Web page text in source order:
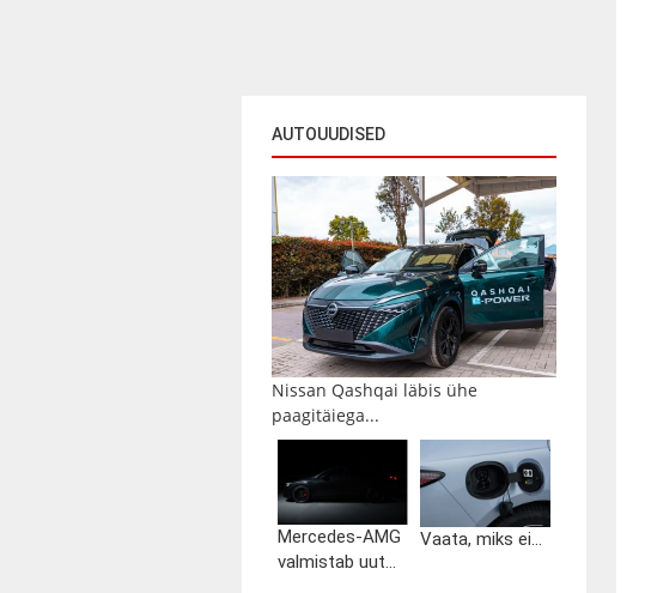
AUTOUUDISED
Nissan Qashqai läbis ühe
paagitäiega...
Mercedes-AMG
valmistab uut...
Vaata, miks ei...